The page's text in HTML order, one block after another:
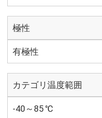
極性
有極性
カテゴリ温度範囲
-40～85 ℃